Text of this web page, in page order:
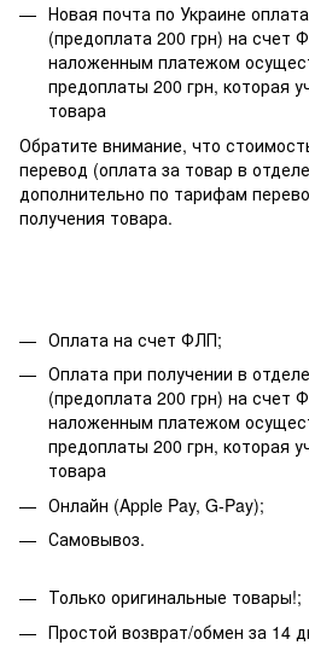
Новая почта по Украине
(предоплата 200 грн) на счет
наложенным платежом
предоплаты 200 грн, которая
товара
Обратите внимание, что
перевод (оплата за товар в
дополнительно по тарифам
получения товара.
Оплата на счет ФЛП;
Оплата при получении в
(предоплата 200 грн) на счет
наложенным платежом
предоплаты 200 грн, которая
товара
Онлайн (Apple Pay, G-Pay);
Самовывоз.
Только оригинальные товары!;
Простой возврат/обмен за 14